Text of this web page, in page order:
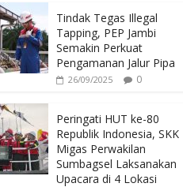
Tindak Tegas Illegal
Tapping, PEP Jambi
Semakin Perkuat
Pengamanan Jalur Pipa
26/09/2025 0
Peringati HUT ke-80
Republik Indonesia, SKK
Migas Perwakilan
Sumbagsel Laksanakan
Upacara di 4 Lokasi